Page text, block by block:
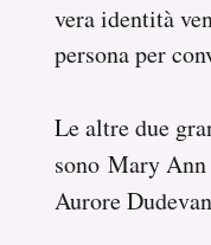
vera identità
persona per
Le altre due
sono Mary
Aurore